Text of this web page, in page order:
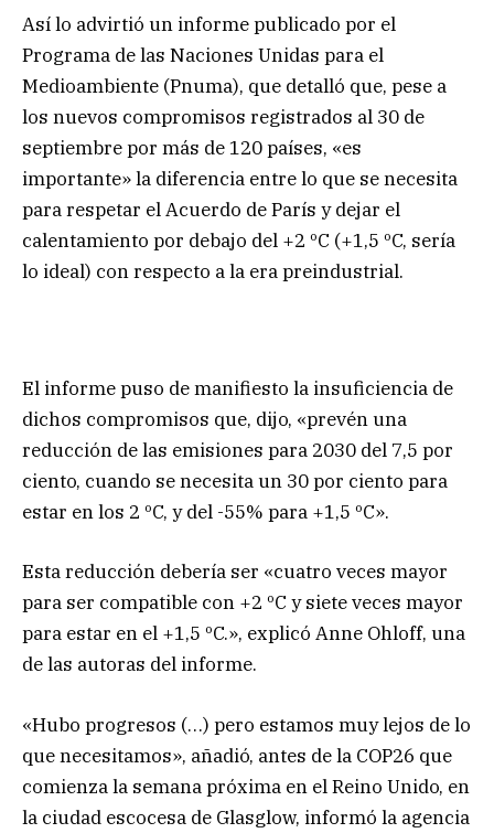
Así lo advirtió un informe publicado por el
Programa de las Naciones Unidas para el
Medioambiente (Pnuma), que detalló que, pese a
los nuevos compromisos registrados al 30 de
septiembre por más de 120 países, «es
importante» la diferencia entre lo que se necesita
para respetar el Acuerdo de París y dejar el
calentamiento por debajo del +2 ºC (+1,5 ºC, sería
lo ideal) con respecto a la era preindustrial.
El informe puso de manifiesto la insuficiencia de
dichos compromisos que, dijo, «prevén una
reducción de las emisiones para 2030 del 7,5 por
ciento, cuando se necesita un 30 por ciento para
estar en los 2 ºC, y del -55% para +1,5 ºC».
Esta reducción debería ser «cuatro veces mayor
para ser compatible con +2 ºC y siete veces mayor
para estar en el +1,5 ºC.», explicó Anne Ohloff, una
de las autoras del informe.
«Hubo progresos (…) pero estamos muy lejos de lo
que necesitamos», añadió, antes de la COP26 que
comienza la semana próxima en el Reino Unido, en
la ciudad escocesa de Glasglow, informó la agencia